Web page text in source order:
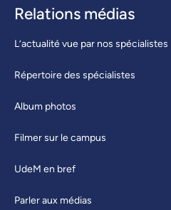
Relations médias
L’actualité vue par nos spécialistes
Répertoire des spécialistes
Album photos
Filmer sur le campus
UdeM en bref
Parler aux médias